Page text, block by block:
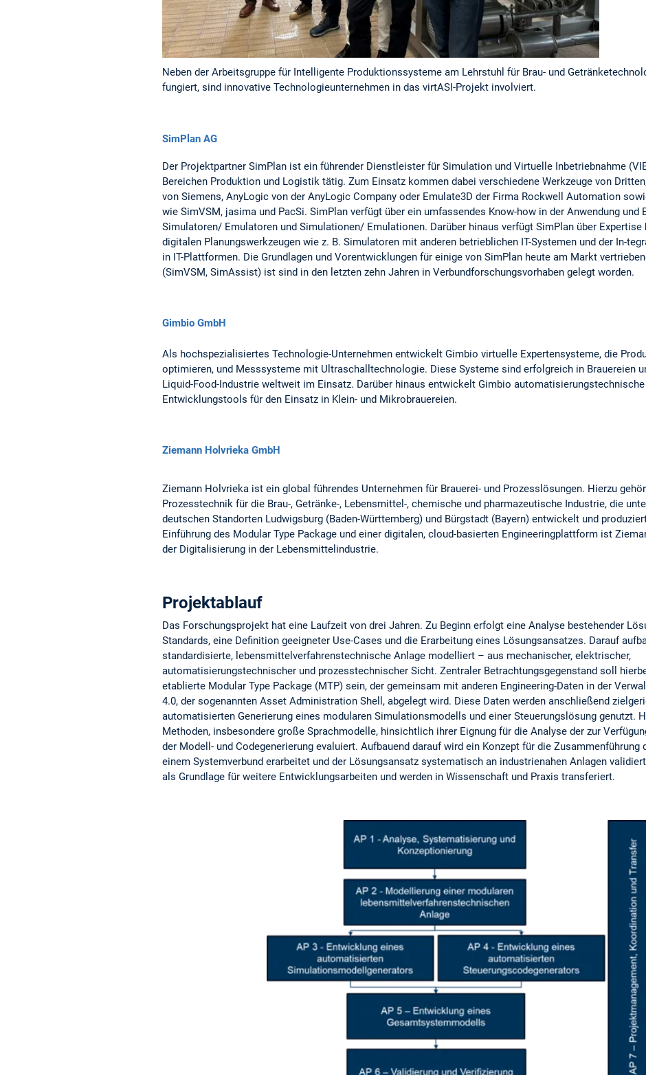
Neben der Arbeitsgruppe für Intelligente Produktionssysteme am Lehrstuhl für Brau- und
fungiert, sind innovative Technologieunternehmen in das virtASI-Projekt involviert.
SimPlan AG
Der Projektpartner SimPlan ist ein führender Dienstleister für Simulation und Virtuelle Inbetriebnahme
Bereichen Produktion und Logistik tätig. Zum Einsatz kommen dabei verschiedene Werkzeuge von
von Siemens, AnyLogic von der AnyLogic Company oder Emulate3D der Firma Rockwell Automation
wie SimVSM, jasima und PacSi. SimPlan verfügt über ein umfassendes Know-how in der Anwendung und
Simulatoren/ Emulatoren und Simulationen/ Emulationen. Darüber hinaus verfügt SimPlan über Expertise
digitalen Planungswerkzeugen wie z. B. Simulatoren mit anderen betrieblichen IT-Systemen und der In-
in IT-Plattformen. Die Grundlagen und Vorentwicklungen für einige von SimPlan heute am Markt
(SimVSM, SimAssist) ist sind in den letzten zehn Jahren in Verbundforschungsvorhaben gelegt worden.
Gimbio GmbH
Als hochspezialisiertes Technologie-Unternehmen entwickelt Gimbio virtuelle Expertensysteme, die
optimieren, und Messsysteme mit Ultraschalltechnologie. Diese Systeme sind erfolgreich in Brauereien
Liquid-Food-Industrie weltweit im Einsatz. Darüber hinaus entwickelt Gimbio
Entwicklungstools für den Einsatz in Klein- und Mikrobrauereien.
Ziemann Holvrieka GmbH
Ziemann Holvrieka ist ein global führendes Unternehmen für Brauerei- und Prozesslösungen. Hierzu
Prozesstechnik für die Brau-, Getränke-, Lebensmittel-, chemische und pharmazeutische Industrie, die
deutschen Standorten Ludwigsburg (Baden-Württemberg) und Bürgstadt (Bayern) entwickelt und
Einführung des Modular Type Package und einer digitalen, cloud-basierten Engineeringplattform ist
der Digitalisierung in der Lebensmittelindustrie.
Projektablauf
Das Forschungsprojekt hat eine Laufzeit von drei Jahren. Zu Beginn erfolgt eine Analyse bestehender
Standards, eine Definition geeigneter Use-Cases und die Erarbeitung eines Lösungsansatzes. Darauf
standardisierte, lebensmittelverfahrenstechnische Anlage modelliert – aus mechanischer, elektrischer,
automatisierungstechnischer und prozesstechnischer Sicht. Zentraler Betrachtungsgegenstand soll
etablierte Modular Type Package (MTP) sein, der gemeinsam mit anderen Engineering-Daten in der
4.0, der sogenannten Asset Administration Shell, abgelegt wird. Diese Daten werden anschließend
automatisierten Generierung eines modularen Simulationsmodells und einer Steuerungslösung genutzt.
Methoden, insbesondere große Sprachmodelle, hinsichtlich ihrer Eignung für die Analyse der zur
der Modell- und Codegenerierung evaluiert. Aufbauend darauf wird ein Konzept für die Zusammenführung
einem Systemverbund erarbeitet und der Lösungsansatz systematisch an industrienahen Anlagen
als Grundlage für weitere Entwicklungsarbeiten und werden in Wissenschaft und Praxis transferiert.